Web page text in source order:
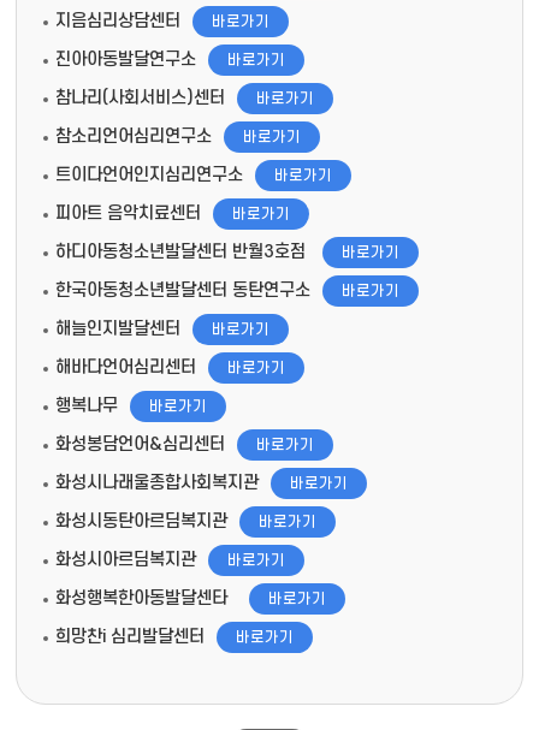
지음심리상담센터 바로가기
진아아동발달연구소 바로가기
참나리(사회서비스)센터 바로가기
참소리언어심리연구소 바로가기
트이다언어인지심리연구소 바로가기
피아트 음악치료센터 바로가기
하디아동청소년발달센터 반월3호점 바로가기
한국아동청소년발달센터 동탄연구소 바로가기
해늘인지발달센터 바로가기
해바다언어심리센터 바로가기
행복나무 바로가기
화성봉담언어&심리센터 바로가기
화성시나래울종합사회복지관 바로가기
화성시동탄아르딤복지관 바로가기
화성시아르딤복지관 바로가기
화성행복한아동발달센타 바로가기
희망찬i 심리발달센터 바로가기